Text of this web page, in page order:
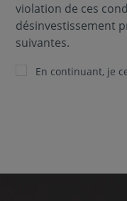
Pour
violation de ces
désinvestissement
suivantes.
En continuant, je